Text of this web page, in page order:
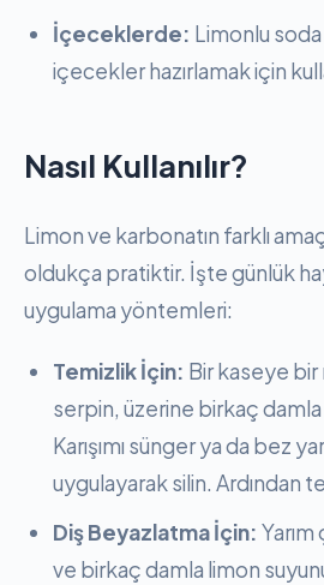
İçeceklerde: Limonlu soda
içecekler hazırlamak için
Nasıl Kullanılır?
Limon ve karbonatın farklı
oldukça pratiktir. İşte günlük
uygulama yöntemleri:
Temizlik İçin: Bir kaseye
serpin, üzerine birkaç
Karışımı sünger ya da bez
uygulayarak silin. Ardından
Diş Beyazlatma İçin:
ve birkaç damla limon suyunu